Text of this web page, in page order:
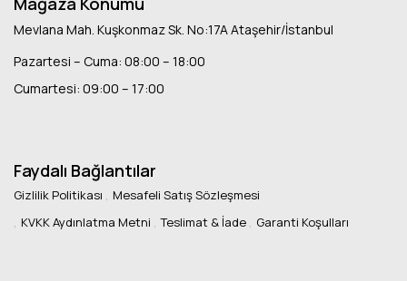
Mevlana Mah. Kuşkonmaz Sk. No:17A Ataşehir/İstanbul
Pazartesi – Cuma: 08:00 – 18:00
Cumartesi: 09:00 – 17:00
Faydalı Bağlantılar
Gizlilik Politikası
Mesafeli Satış Sözleşmesi
KVKK Aydınlatma Metni
Teslimat & İade Garanti Koşulları